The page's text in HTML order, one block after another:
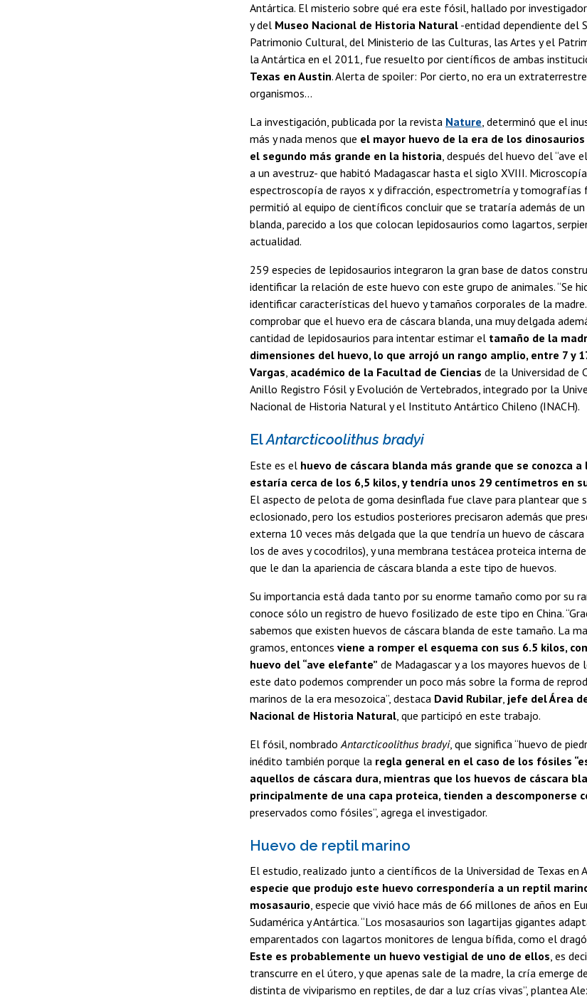
Antártica. El misterio sobre qué era este fósil, hallado por
y del Museo Nacional de Historia Natural -entidad dependiente del
Patrimonio Cultural, del Ministerio de las Culturas, las Artes y el
la Antártica en el 2011, fue resuelto por científicos de ambas
Texas en Austin. Alerta de spoiler: Por cierto, no era un
organismos...
La investigación, publicada por la revista Nature, determinó que el
más y nada menos que el mayor huevo de la era de los
el segundo más grande en la historia, después del huevo del “ave
a un avestruz- que habitó Madagascar hasta el siglo XVIII.
espectroscopía de rayos x y difracción, espectrometría y tomografías
permitió al equipo de científicos concluir que se trataría además de
blanda, parecido a los que colocan lepidosaurios como lagartos,
actualidad.
259 especies de lepidosaurios integraron la gran base de datos
identificar la relación de este huevo con este grupo de animales. “Se
identificar características del huevo y tamaños corporales de la
comprobar que el huevo era de cáscara blanda, una muy delgada
cantidad de lepidosaurios para intentar estimar el tamaño de la
dimensiones del huevo, lo que arrojó un rango amplio, entre 7 y
Vargas, académico de la Facultad de Ciencias de la Universidad de
Anillo Registro Fósil y Evolución de Vertebrados, integrado por la
Nacional de Historia Natural y el Instituto Antártico Chileno (INACH).
ElAntarcticoolithus bradyi
Este es el huevo de cáscara blanda más grande que se conozca
estaría cerca de los 6,5 kilos, y tendría unos 29 centímetros en
El aspecto de pelota de goma desinflada fue clave para plantear que
eclosionado, pero los estudios posteriores precisaron además que
externa 10 veces más delgada que la que tendría un huevo de
los de aves y cocodrilos), y una membrana testácea proteica interna
que le dan la apariencia de cáscara blanda a este tipo de huevos.
Su importancia está dada tanto por su enorme tamaño como por su
conoce sólo un registro de huevo fosilizado de este tipo en China.
sabemos que existen huevos de cáscara blanda de este tamaño. La
gramos, entonces viene a romper el esquema con sus 6.5 kilos,
huevo del “ave elefante” de Madagascar y a los mayores huevos de
este dato podemos comprender un poco más sobre la forma de
marinos de la era mesozoica”, destaca David Rubilar jefe del Área
Nacional de Historia Natural , que participó en este trabajo.
El fósil, nombrado Antarcticoolithus bradyi, que significa “huevo de
inédito también porque la regla general en el caso de los fósiles
aquellos de cáscara dura, mientras que los huevos de cáscara
principalmente de una capa proteica, tienden a descomponerse
preservados como fósiles”, agrega el investigador.
Huevo de reptil marino
El estudio, realizado junto a científicos de la Universidad de Texas en
especie que produjo este huevo correspondería a un reptil
mosasaurio, especie que vivió hace más de 66 millones de años en
Sudamérica y Antártica. “Los mosasaurios son lagartijas gigantes
emparentados con lagartos monitores de lengua bífida, como el
Este es probablemente un huevo vestigial de uno de ellos, es
transcurre en el útero, y que apenas sale de la madre, la cría emerge
distinta de viviparismo en reptiles, de dar a luz crías vivas”, plantea